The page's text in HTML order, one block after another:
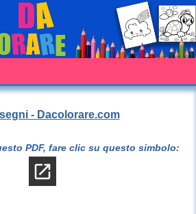
- Dacolorare.com
PDF, fare clic su questo simbolo: